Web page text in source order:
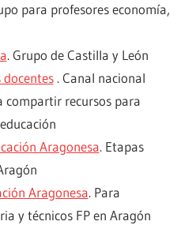
para profesores economía,
. Grupo de Castilla y León
. Canal nacional
compartir recursos para
Aragonesa. Etapas
Aragonesa. Para
y técnicos FP en Aragón